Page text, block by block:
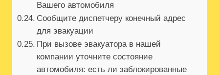
Вашего автомобиля
Сообщите диспетчеру конечный адрес
для эвакуации
При вызове эвакуатора в нашей
компании уточните состояние
автомобиля: есть ли заблокированные